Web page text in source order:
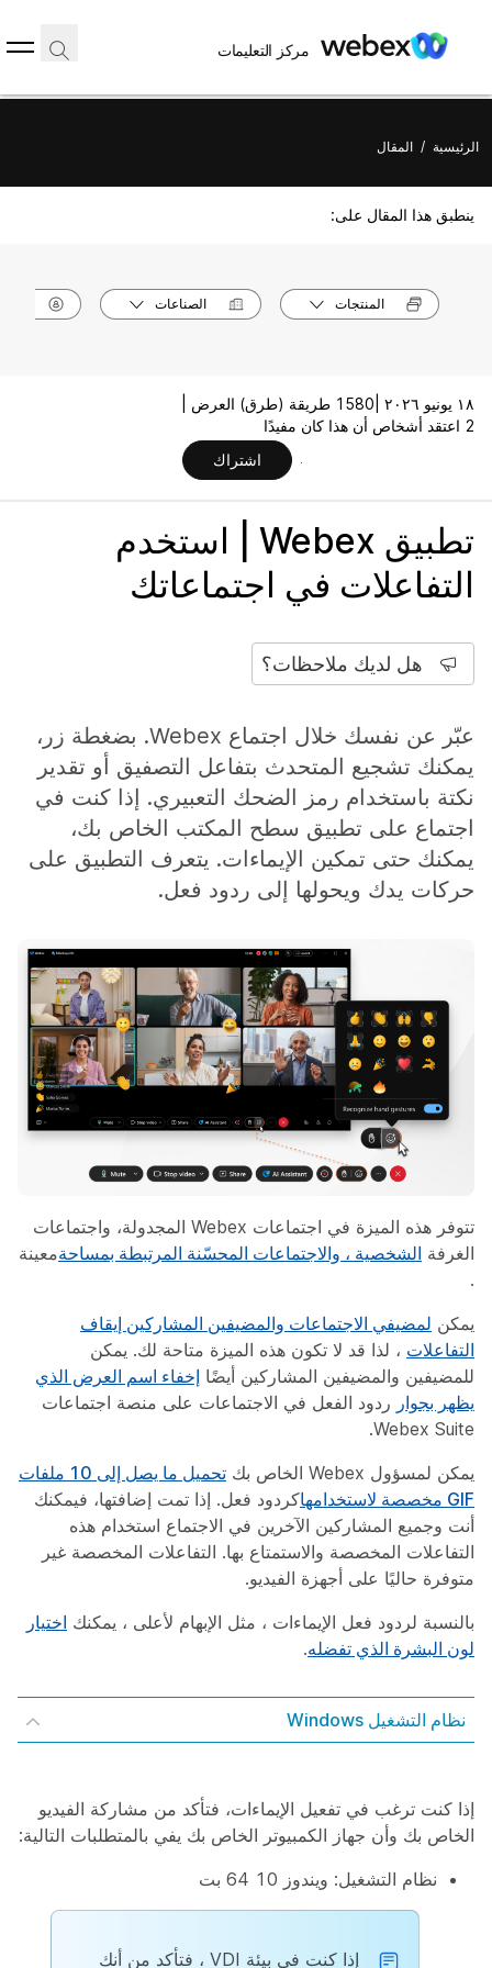
مركز التعليمات
الرئيسية / المقال
ينطبق هذا المقال على:
المنتجات الصناعات
١٨ يونيو ٢٠٢٦ |
1580 طريقة (طرق) العرض |
2 اعتقد أشخاص أن هذا كان مفيدًا
اشتراك
تطبيق Webex | استخدم
التفاعلات في اجتماعاتك
هل لديك ملاحظات؟
عبّر عن نفسك خلال اجتماع Webex. بضغطة زر،
يمكنك تشجيع المتحدث بتفاعل التصفيق أو تقدير
نكتة باستخدام رمز الضحك التعبيري. إذا كنت في
اجتماع على تطبيق سطح المكتب الخاص بك،
يمكنك حتى تمكين الإيماءات. يتعرف التطبيق على
حركات يدك ويحولها إلى ردود فعل.
تتوفر هذه الميزة في اجتماعات Webex المجدولة، واجتماعات
الغرفة الشخصية ، والاجتماعات المحسّنة المرتبطة بمساحةمعينة
.
يمكن لمضيفي الاجتماعات والمضيفين المشاركين إيقاف
التفاعلات ، لذا قد لا تكون هذه الميزة متاحة لك. يمكن
للمضيفين والمضيفين المشاركين أيضًا إخفاء اسم العرض الذي
يظهر بجوار ردود الفعل في الاجتماعات على منصة اجتماعات
Webex Suite.
يمكن لمسؤول Webex الخاص بك
تحميل ما يصل إلى 10 ملفات
GIF مخصصة لاستخدامها
كردود فعل. إذا تمت إضافتها، فيمكنك
أنت وجميع المشاركين الآخرين في الاجتماع استخدام هذه
التفاعلات المخصصة والاستمتاع بها. التفاعلات المخصصة غير
متوفرة حاليًا على أجهزة الفيديو.
بالنسبة لردود فعل الإيماءات ، مثل الإبهام لأعلى ، يمكنك اختيار
لون البشرة الذي تفضله.
نظام التشغيل Windows
إذا كنت ترغب في تفعيل الإيماءات، فتأكد من مشاركة الفيديو
الخاص بك وأن جهاز الكمبيوتر الخاص بك يفي بالمتطلبات التالية:
نظام التشغيل: ويندوز 10 64 بت
إذا كنت في بيئة VDI ، فتأكد من أنك